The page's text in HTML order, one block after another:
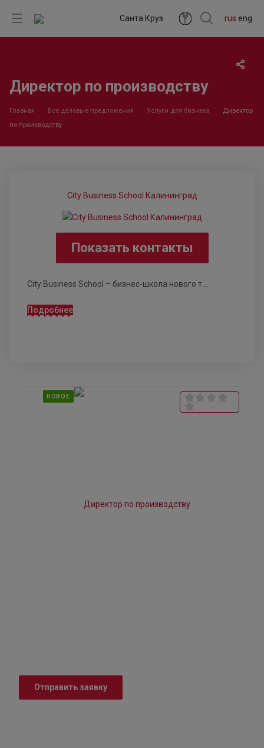
rus eng
Санта Круз
Директор по производству
Главная Все деловые предложения Услуги для бизнеса
Директор
по производству
City Business School Калининград
Показать контакты
City Business School – бизнес-школа нового т...
Подробнее
НОВОЕ
Отправить заявку